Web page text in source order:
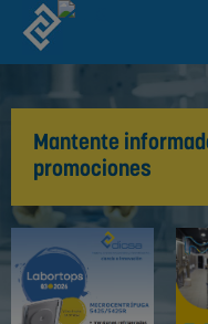
Mantente
promociones